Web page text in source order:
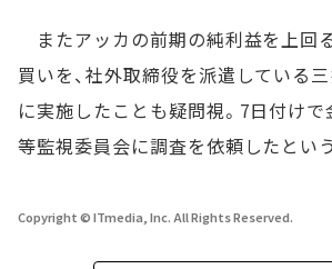
またアッカの前期の純利益を上回
買いを、社外取締役を派遣している
に実施したことも疑問視。7日付け
等監視委員会に調査を依頼したという
Copyright © ITmedia, Inc. All Rights Reserved.